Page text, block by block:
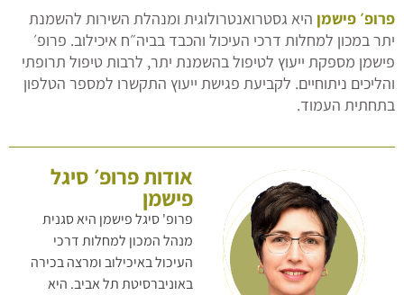
פרופ׳ פישמן היא גסטרואנטרולוגית ומנהלת השירות להשמנת
יתר במכון למחלות דרכי העיכול והכבד בביה״ח איכילוב. פרופ׳
פישמן מספקת ייעוץ לטיפול בהשמנת יתר, לרבות טיפול תרופתי
והליכים ניתוחיים. לקביעת פגישת ייעוץ התקשרו למספר הטלפון
בתחתית העמוד.
אודות פרופ׳ סיגל
פישמן
פרופ' סיגל פישמן היא סגנית
מנהל המכון למחלות דרכי
העיכול באיכילוב ומרצה בכירה
באוניברסיטת תל אביב. היא